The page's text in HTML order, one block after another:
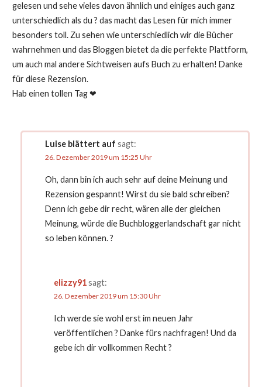
gelesen und sehe vieles davon ähnlich und einiges auch ganz
unterschiedlich als du ? das macht das Lesen für mich immer
besonders toll. Zu sehen wie unterschiedlich wir die Bücher
wahrnehmen und das Bloggen bietet da die perfekte Plattform,
um auch mal andere Sichtweisen aufs Buch zu erhalten! Danke
für diese Rezension.
Hab einen tollen Tag ❤
Luise blättert auf sagt:
26. Dezember 2019 um 15:25 Uhr
Oh, dann bin ich auch sehr auf deine Meinung und
Rezension gespannt! Wirst du sie bald schreiben?
Denn ich gebe dir recht, wären alle der gleichen
Meinung, würde die Buchbloggerlandschaft gar nicht
so leben können. ?
elizzy91 sagt:
26. Dezember 2019 um 15:30 Uhr
Ich werde sie wohl erst im neuen Jahr
veröffentlichen ? Danke fürs nachfragen! Und da
gebe ich dir vollkommen Recht ?